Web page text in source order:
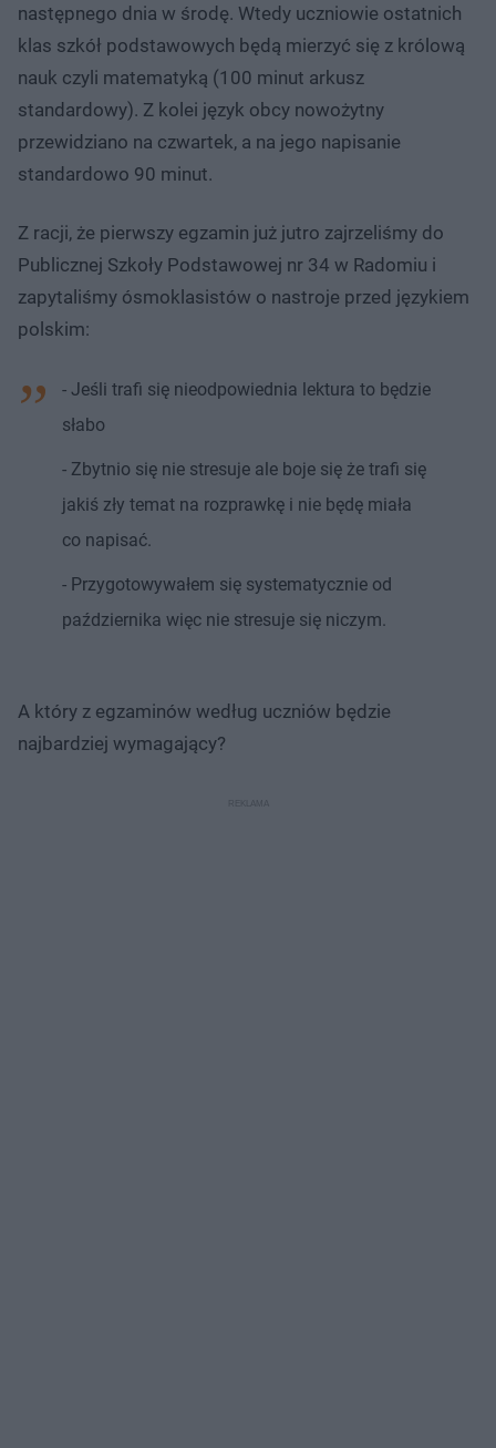
następnego dnia w środę. Wtedy uczniowie ostatnich
klas szkół podstawowych będą mierzyć się z królową
nauk czyli matematyką (100 minut arkusz
standardowy). Z kolei język obcy nowożytny
przewidziano na czwartek, a na jego napisanie
standardowo 90 minut.
Z racji, że pierwszy egzamin już jutro zajrzeliśmy do
Publicznej Szkoły Podstawowej nr 34 w Radomiu i
zapytaliśmy ósmoklasistów o nastroje przed językiem
polskim:
- Jeśli trafi się nieodpowiednia lektura to będzie
słabo
- Zbytnio się nie stresuje ale boje się że trafi się
jakiś zły temat na rozprawkę i nie będę miała
co napisać.
- Przygotowywałem się systematycznie od
października więc nie stresuje się niczym.
A który z egzaminów według uczniów będzie
najbardziej wymagający?